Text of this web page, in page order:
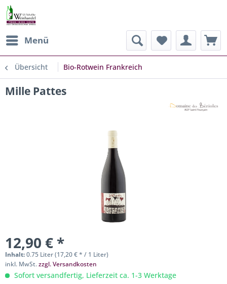
Menü
Übersicht Bio-Rotwein Frankreich
Mille Pattes
12,90 € *
Inhalt:0.75 Liter (17,20 € * / 1 Liter)
inkl. MwSt.zzgl. Versandkosten
Sofort versandfertig, Lieferzeit ca. 1-3 Werktage